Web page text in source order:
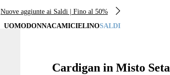
Nuove aggiunte ai Saldi | Fino al 50%
UOMODONNACAMICIELINOSALDI
Cardigan in Misto Seta